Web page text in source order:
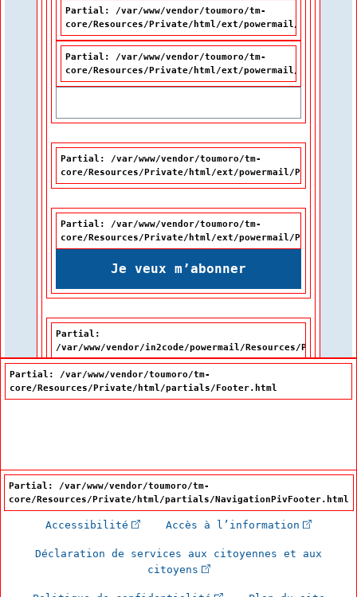
Partial: /var/www/vendor/toumoro/tm-
core/Resources/Private/html/ext/powermail/Partials/
Partial: /var/www/vendor/toumoro/tm-
core/Resources/Private/html/ext/powermail/Partials/
Partial: /var/www/vendor/toumoro/tm-
core/Resources/Private/html/ext/powermail/Partials/
Partial: /var/www/vendor/toumoro/tm-
core/Resources/Private/html/ext/powermail/Partials/
Je veux m’abonner
Partial:
/var/www/vendor/in2code/powermail/Resources/Private/
Partial: /var/www/vendor/toumoro/tm-
core/Resources/Private/html/partials/Footer.html
Partial: /var/www/vendor/toumoro/tm-
core/Resources/Private/html/partials/NavigationPivFooter.html
Accessibilité (Cet hyperlien externe s'ouvrira
Accès à l’information (Cet
Déclaration de services aux citoyennes et aux
citoyens(Cet hyperlien externe